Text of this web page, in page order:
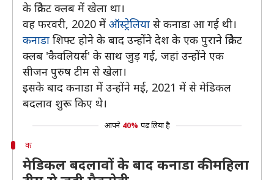
के क्रिकेट क्लब में खेला था।
वह फरवरी, 2020 में ऑस्ट्रेलिया से कनाडा आ गई थी।
कनाडा शिफ्ट होने के बाद उन्होंने देश के एक पुराने क्रिकेट
क्लब 'कैवलियर्स' के साथ जुड़ गई, जहां उन्होंने एक
सीजन पुरुष टीम से खेला।
इसके बाद कनाडा में उन्होंने मई, 2021 में से मेडिकल
बदलाव शुरू किए थे।
आपने 40% पढ़ लिया है
क
मेडिकल बदलावों के बाद कनाडा की महिला